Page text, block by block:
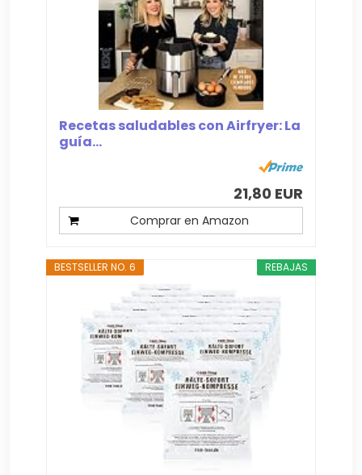
Recetas saludables con Airfryer: La
guía...
21,80 EUR
Comprar en Amazon
REBAJAS
BESTSELLER NO. 6